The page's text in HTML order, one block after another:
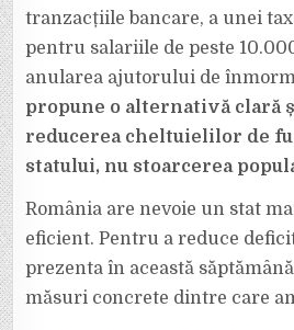
tranzacțiile bancare, a unei
pentru salariile de peste
anularea ajutorului de
propune o alternativă clară
reducerea cheltuielilor de
statului, nu stoarcerea
România are nevoie un stat
eficient. Pentru a reduce
prezenta în această
măsuri concrete dintre care